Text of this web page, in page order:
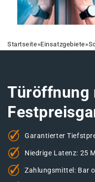
Startseite»Einsatzgebiete»
Türöffnung
Garantierter
Niedrige Latenz: 25
Zahlungsmittel: Bar